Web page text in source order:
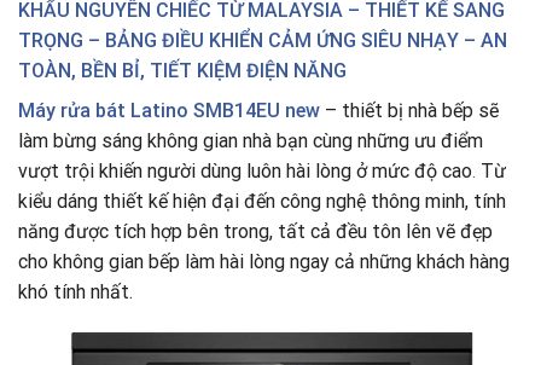
KHẨU NGUYÊN CHIẾC TỪ MALAYSIA – THIẾT KẾ SANG
TRỌNG – BẢNG ĐIỀU KHIỂN CẢM ỨNG SIÊU NHẠY – AN
TOÀN, BỀN BỈ, TIẾT KIỆM ĐIỆN NĂNG
Máy rửa bát Latino SMB14EU new – thiết bị nhà bếp sẽ
làm bừng sáng không gian nhà bạn cùng những ưu điểm
vượt trội khiến người dùng luôn hài lòng ở mức độ cao. Từ
kiểu dáng thiết kế hiện đại đến công nghệ thông minh, tính
năng được tích hợp bên trong, tất cả đều tôn lên vẽ đẹp
cho không gian bếp làm hài lòng ngay cả những khách hàng
khó tính nhất.